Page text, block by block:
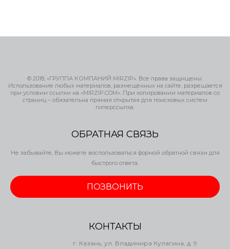
© 2018, «ГРУППА КОМПАНИЙ MIRZIP». Все права защищены.
Использование любых материалов, размещённых на сайте, разрешается
при условии ссылки на «MIRZIP.COM». При копировании материалов со
страниц – обязательна прямая открытая для поисковых систем
гиперссылка.
ОБРАТНАЯ СВЯЗЬ
Не забывайте, Вы можете воспользоваться формой обратной связи для
быстрого ответа.
ПОЗВОНИТЬ
КОНТАКТЫ
г. Казань, ул. Владимира Кулагина, д. 9